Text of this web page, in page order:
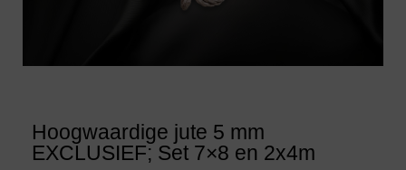
Hoogwaardige jute 5 mm
EXCLUSIEF; Set 7×8 en 2x4m